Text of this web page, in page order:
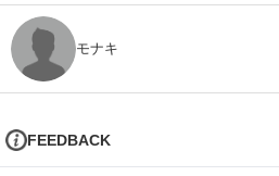
モナキ
FEEDBACK